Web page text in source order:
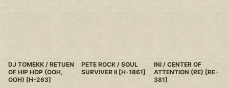
DJ TOMEKK / RETUEN
OF HIP HOP (OOH,
OOH) [H-263]
PETE ROCK / SOUL
SURVIVER II [H-1861]
INI / CENTER OF
ATTENTION (RE) [RE-
381]